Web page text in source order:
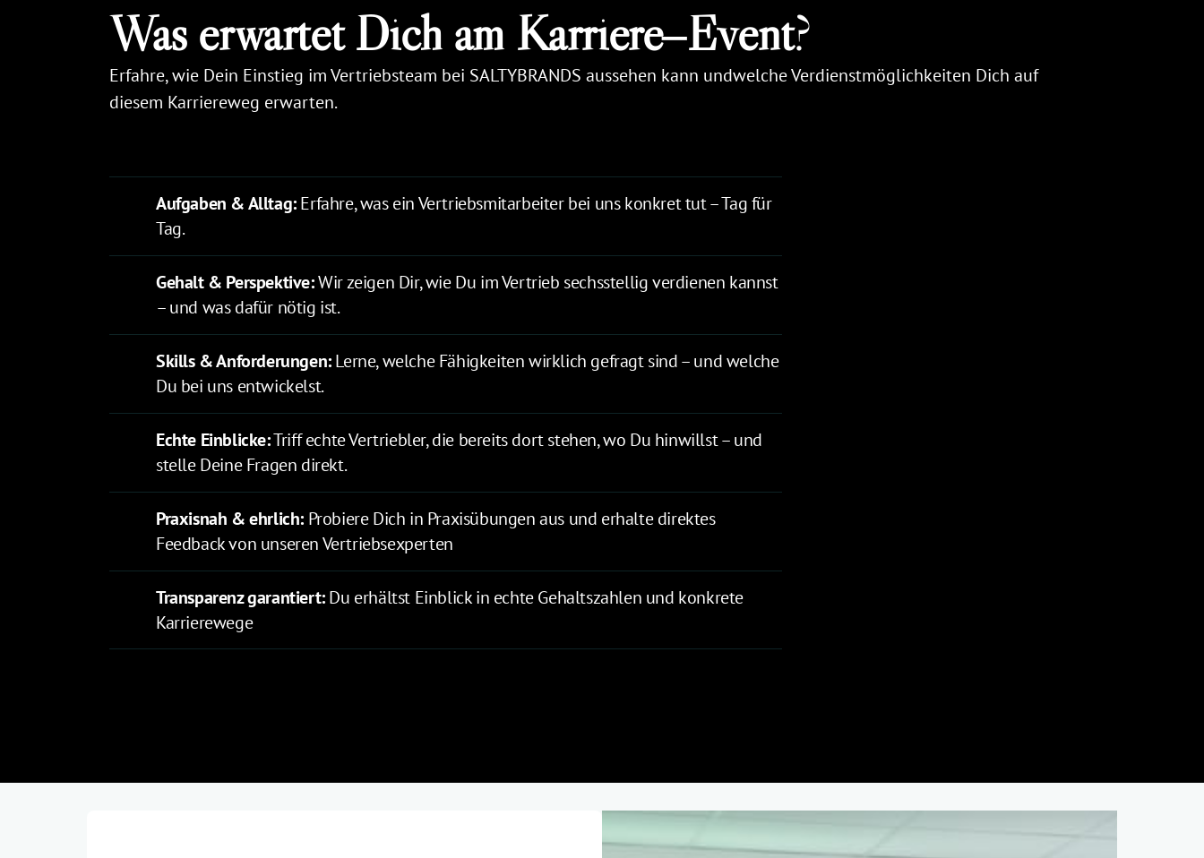
Was erwartet Dich am Karriere‒Event?
Erfahre, wie Dein Einstieg im Vertriebsteam bei SALTYBRANDS aussehen kann undwelche Verdienstmöglichkeiten Dich auf
diesem Karriereweg erwarten.
Aufgaben & Alltag: Erfahre, was ein Vertriebsmitarbeiter bei uns konkret tut – Tag für
Tag.
Gehalt & Perspektive: Wir zeigen Dir, wie Du im Vertrieb sechsstellig verdienen kannst
– und was dafür nötig ist.
Skills & Anforderungen: Lerne, welche Fähigkeiten wirklich gefragt sind – und welche
Du bei uns entwickelst.
Echte Einblicke: Triff echte Vertriebler, die bereits dort stehen, wo Du hinwillst – und
stelle Deine Fragen direkt.
Praxisnah & ehrlich: Probiere Dich in Praxisübungen aus und erhalte direktes
Feedback von unseren Vertriebsexperten
Transparenz garantiert: Du erhältst Einblick in echte Gehaltszahlen und konkrete
Karrierewege